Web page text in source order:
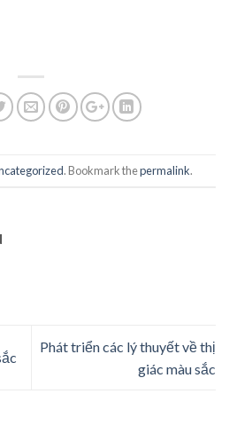
. Bookmark thepermalink.
Phát triển các lý thuyết về thị
giác màu sắc